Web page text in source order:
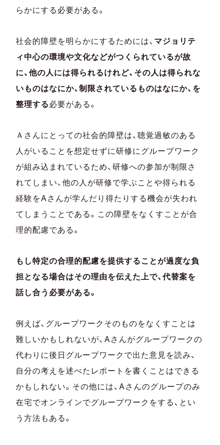
らかにする必要がある。
社会的障壁を明らかにするためには、 マジョリテ
ィ中心の環境や文化などがつくられているが故
に、他の人には得られるけれど、その人は得られな
いものはなにか、制限されているものはなにか、を
整理する必要がある。
Ａさんにとっての社会的障壁は、聴覚過敏のある
人がいることを想定せずに研修にグループワーク
が組み込まれているため、研修への参加が制限さ
れてしまい、他の人が研修で学ぶことや得られる
経験をAさんが学んだり得たりする機会が失われ
てしまうことである。この障壁をなくすことが合
理的配慮である。
もし特定の合理的配慮を提供することが過度な負
担となる場合はその理由を伝えた上で、代替案を
話し合う必要がある。
例えば、グループワークそのものをなくすことは
難しいかもしれないが、Aさんがグループワークの
代わりに後日グループワークで出た意見を読み、
自分の考えを述べたレポートを書くことはできる
かもしれない。その他には、Aさんのグループのみ
在宅でオンラインでグループワークをする、とい
う方法もある。